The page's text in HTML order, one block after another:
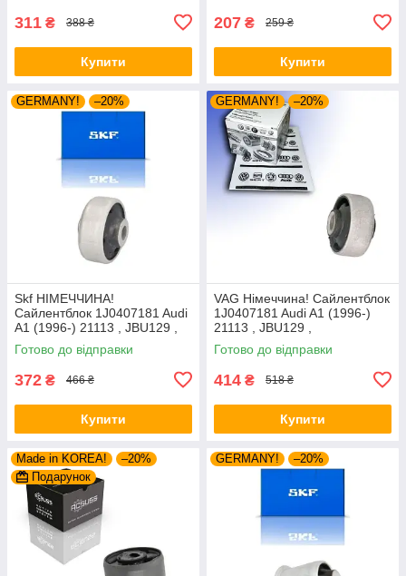
311 ₴ 388 ₴
Купити
207 ₴ 259 ₴
Купити
GERMANY! –20%
Skf НІМЕЧЧИНА!
Сайлентблок 1J0407181 Audi
A1 (1996-) 21113 , JBU129 ,
VKDS331001
Готово до відправки
372 ₴ 466 ₴
Купити
GERMANY! –20%
VAG Німеччина! Сайлентблок
1J0407181 Audi A1 (1996-)
21113 , JBU129 ,
VKDS331001
Готово до відправки
414 ₴ 518 ₴
Купити
Made in KOREA!
–20%
Подарунок
GERMANY! –20%